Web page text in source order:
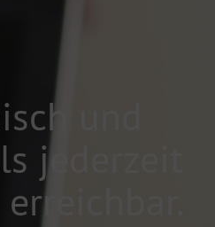
und
jederzeit